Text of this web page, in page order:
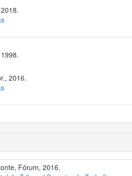
2016.
Fórum, 2016.